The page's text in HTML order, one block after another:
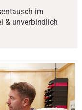
im
& unverbindlich